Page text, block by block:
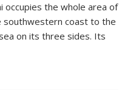
occupies the whole area of
southwestern coast to the
on its three sides. Its